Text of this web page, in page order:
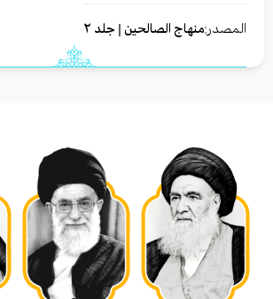
المصدر:منهاج الصالحين | جلد ٢